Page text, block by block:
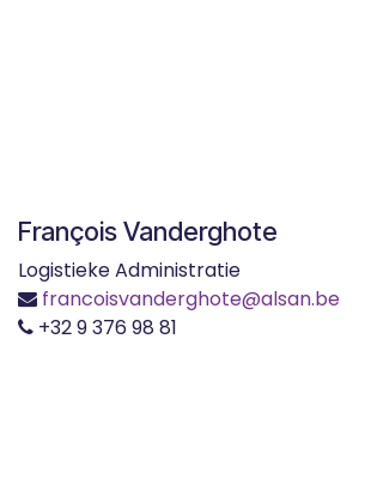
François Vanderghote
Logistieke Administratie
francoisvanderghote@alsan.be
+32 9 376 98 81